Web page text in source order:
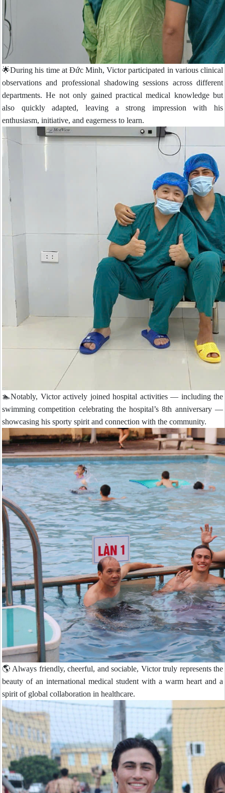
🌟During his time at Đức Minh, Victor participated in various clinical
observations and professional shadowing sessions across different
departments. He not only gained practical medical knowledge but
also quickly adapted, leaving a strong impression with his
enthusiasm, initiative, and eagerness to learn.
🏊Notably, Victor actively joined hospital activities — including the
swimming competition celebrating the hospital’s 8th anniversary —
showcasing his sporty spirit and connection with the community.
🌎 Always friendly, cheerful, and sociable, Victor truly represents the
beauty of an international medical student with a warm heart and a
spirit of global collaboration in healthcare.